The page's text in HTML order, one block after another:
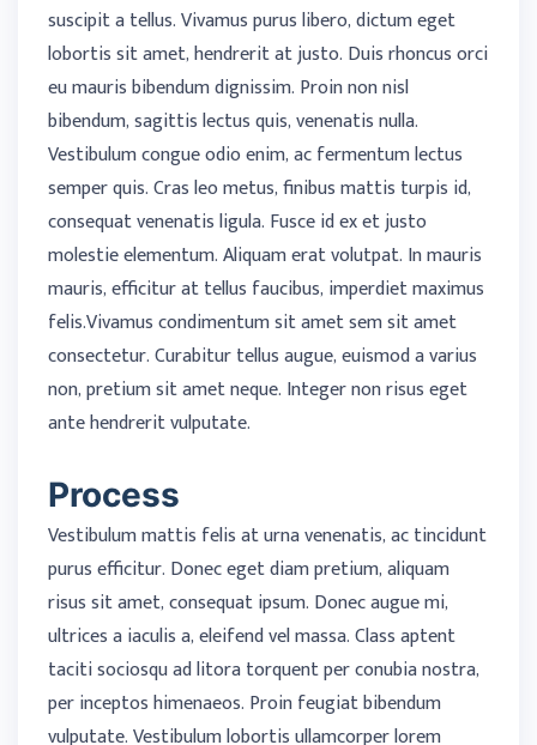
suscipit a tellus. Vivamus purus libero, dictum eget
lobortis sit amet, hendrerit at justo. Duis rhoncus orci
eu mauris bibendum dignissim. Proin non nisl
bibendum, sagittis lectus quis, venenatis nulla.
Vestibulum congue odio enim, ac fermentum lectus
semper quis. Cras leo metus, finibus mattis turpis id,
consequat venenatis ligula. Fusce id ex et justo
molestie elementum. Aliquam erat volutpat. In mauris
mauris, efficitur at tellus faucibus, imperdiet maximus
felis.Vivamus condimentum sit amet sem sit amet
consectetur. Curabitur tellus augue, euismod a varius
non, pretium sit amet neque. Integer non risus eget
ante hendrerit vulputate.
Process
Vestibulum mattis felis at urna venenatis, ac tincidunt
purus efficitur. Donec eget diam pretium, aliquam
risus sit amet, consequat ipsum. Donec augue mi,
ultrices a iaculis a, eleifend vel massa. Class aptent
taciti sociosqu ad litora torquent per conubia nostra,
per inceptos himenaeos. Proin feugiat bibendum
vulputate. Vestibulum lobortis ullamcorper lorem